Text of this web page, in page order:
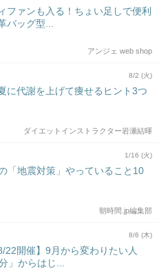
ファンも入る！ちょい足しで便利
バッグ型...
アンジェ web shop
8/2 (火)
に代謝を上げて痩せるヒント3つ
ダイエットインストラクター岩瀬結暉
1/16 (火)
「地震対策」やっていること10
朝時間.jp編集部
8/6 (木)
22開催】9月から変わりたい人
」からはじ...